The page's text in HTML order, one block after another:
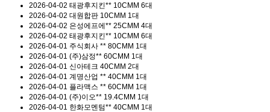
2026-04-02 태광후지킨** 10CMM 6대
2026-04-02 대원합판 10CMM 1대
2026-04-02 은성에프에** 25CMM 4대
2026-04-02 태광후지킨** 10CMM 6대
2026-04-01 주식회사 ** 80CMM 1대
2026-04-01 (주)삼정** 60CMM 1대
2026-04-01 신아테크 40CMM 2대
2026-04-01 계명산업 ** 40CMM 1대
2026-04-01 플라맥스 ** 60CMM 1대
2026-04-01 (주)이오** 19.4CMM 1대
2026-04-01 한화모멘텀** 40CMM 1대